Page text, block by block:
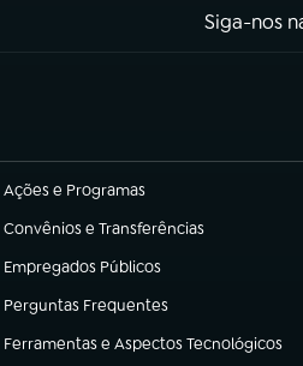
Siga-nos
Ações e Programas
(abre em nova aba)
Convênios e Transferências
(abre em nova aba)
Empregados Públicos
(abre em nova aba)
Perguntas Frequentes
(abre em nova aba)
Ferramentas e Aspectos Tecnológicos
(abre em nova aba)